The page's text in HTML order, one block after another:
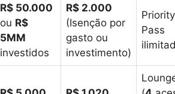
R$ 50.000
ou R$
5MM
investidos
R$ 2.000
(Isenção por
gasto ou
investimento)
Priority
Pass